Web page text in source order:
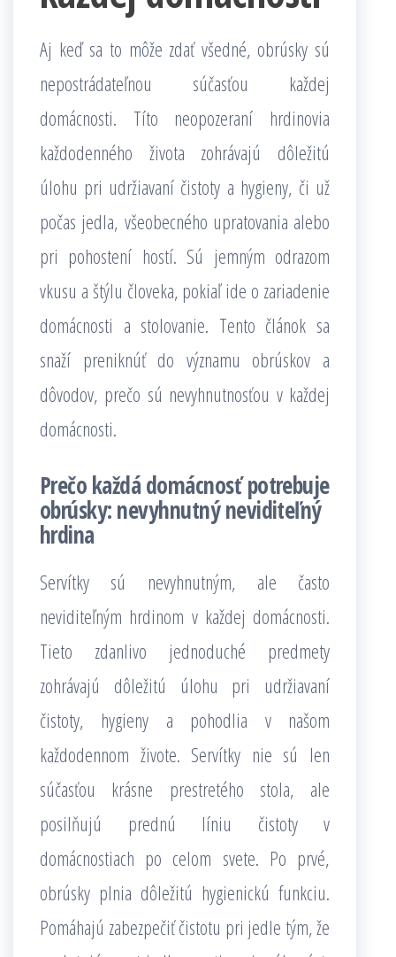
Aj keď sa to môže zdať všedné, obrúsky sú
nepostrádateľnou súčasťou každej
domácnosti. Títo neopozeraní hrdinovia
každodenného života zohrávajú dôležitú
úlohu pri udržiavaní čistoty a hygieny, či už
počas jedla, všeobecného upratovania alebo
pri pohostení hostí. Sú jemným odrazom
vkusu a štýlu človeka, pokiaľ ide o zariadenie
domácnosti a stolovanie. Tento článok sa
snaží preniknúť do významu obrúskov a
dôvodov, prečo sú nevyhnutnosťou v každej
domácnosti.
Prečo každá domácnosť potrebuje
obrúsky: nevyhnutný neviditeľný
hrdina
Servítky sú nevyhnutným, ale často
neviditeľným hrdinom v každej domácnosti.
Tieto zdanlivo jednoduché predmety
zohrávajú dôležitú úlohu pri udržiavaní
čistoty, hygieny a pohodlia v našom
každodennom živote. Servítky nie sú len
súčasťou krásne prestretého stola, ale
posilňujú prednú líniu čistoty v
domácnostiach po celom svete. Po prvé,
obrúsky plnia dôležitú hygienickú funkciu.
Pomáhajú zabezpečiť čistotu pri jedle tým, že